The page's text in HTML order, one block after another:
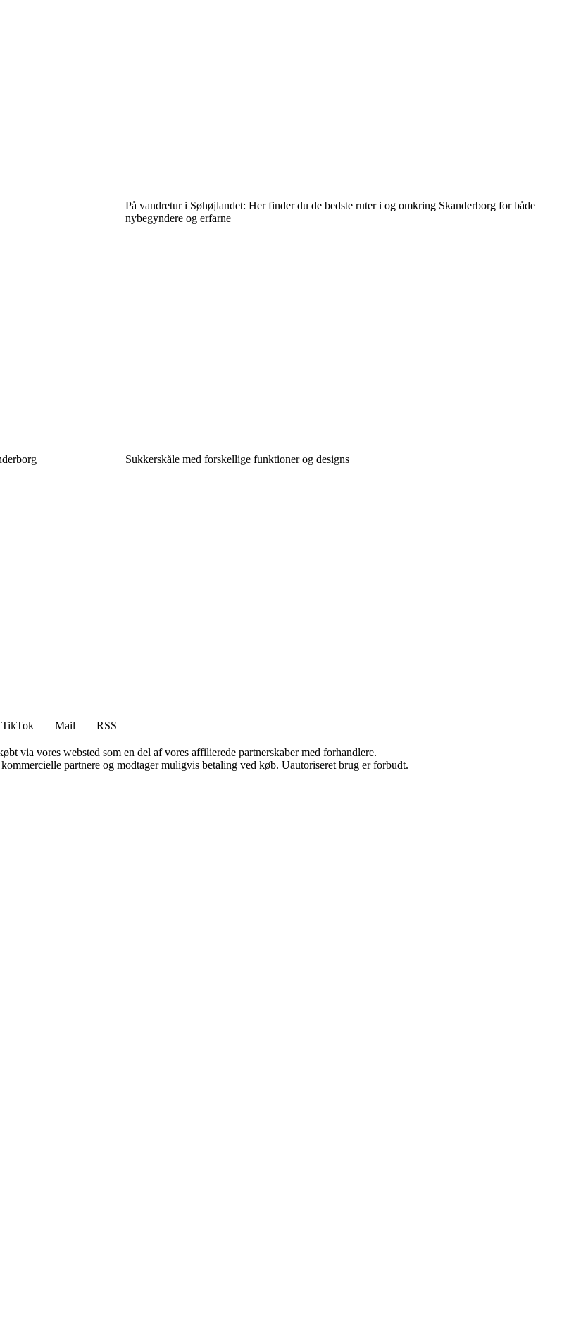
På vandretur i Søhøjlandet: Her finder du de bedste ruter i og omkring Skanderborg for både
nybegyndere og erfarne
Sukkerskåle med forskellige funktioner og designs
TikTok Mail
RSS
via vores websted som en del af vores affilierede partnerskaber med forhandlere.
partnere og modtager muligvis betaling ved køb. Uautoriseret brug er forbudt.